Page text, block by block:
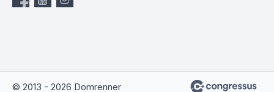
© 2013 - 2026 Domrenner